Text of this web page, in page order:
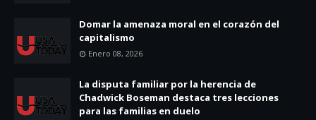
Domar la amenaza moral en el corazón del
capitalismo
Enero 08, 2026
La disputa familiar por la herencia de
Chadwick Boseman destaca tres lecciones
para las familias en duelo